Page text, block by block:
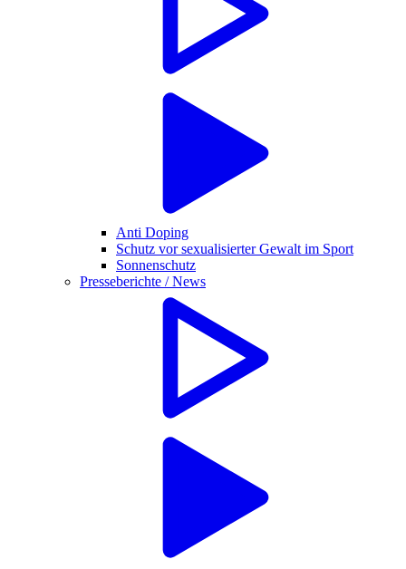
Anti Doping
Schutz vor sexualisierter Gewalt im Sport
Sonnenschutz
Presseberichte / News